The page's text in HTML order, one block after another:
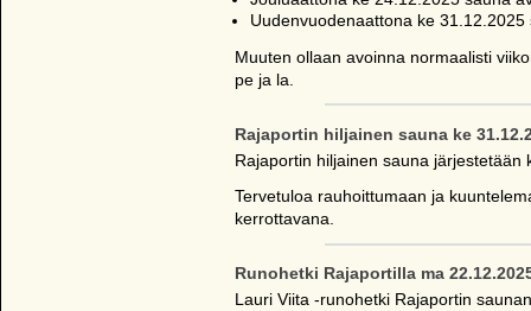
Uudenvuodenaattona ke
Muuten ollaan avoinna normaalisti
pe ja la.
Rajaportin hiljainen sauna ke
Rajaportin hiljainen sauna
Tervetuloa rauhoittumaan ja
kerrottavana.
Runohetki Rajaportilla ma
Lauri Viita -runohetki Rajaportin